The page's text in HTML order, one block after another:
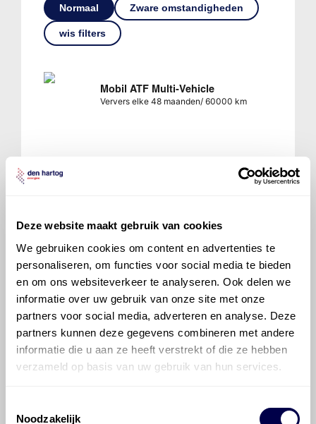
Deze website maakt gebruik van cookies
We gebruiken cookies om content en advertenties te
personaliseren, om functies voor social media te bieden
en om ons websiteverkeer te analyseren. Ook delen we
informatie over uw gebruik van onze site met onze
partners voor social media, adverteren en analyse. Deze
partners kunnen deze gegevens combineren met andere
informatie die u aan ze heeft verstrekt of die ze hebben
verzameld op basis van uw gebruik van hun services.
Noodzakelijk
Normaal Zware omstandigheden
wis filters
Mobil ATF Multi-Vehicle
Ververs elke 48 maanden/ 60000 km
700 ATF 6400
Ververs elke 48 maanden/ 60000 km
Verdeelbak VF2CM
Normaal